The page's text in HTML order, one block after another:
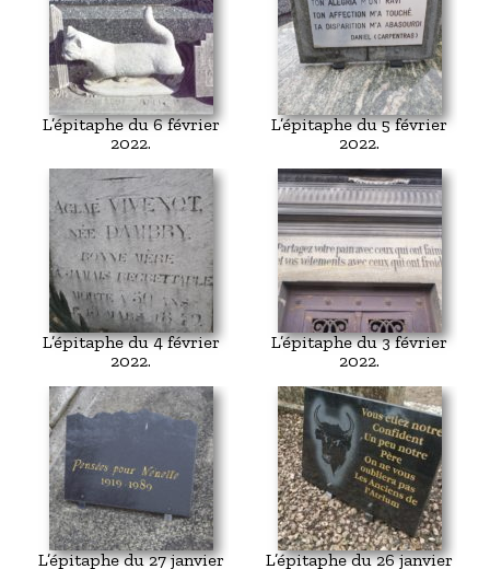
L’épitaphe du 6 février
2022.
L’épitaphe du 5 février
2022.
L’épitaphe du 4 février
2022.
L’épitaphe du 3 février
2022.
L’épitaphe du 27 janvier
L’épitaphe du 26 janvier